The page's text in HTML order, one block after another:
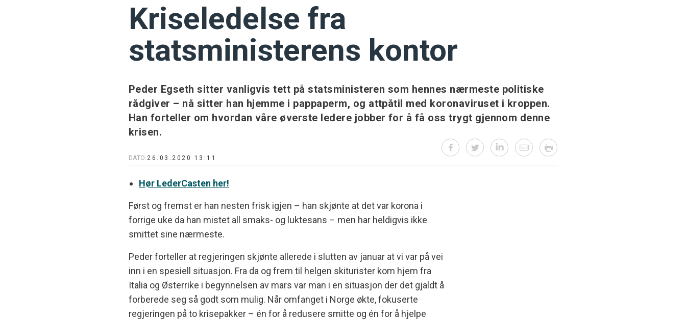
Kriseledelse fra
statsministerens kontor
Peder Egseth sitter vanligvis tett på statsministeren som hennes nærmeste politiske
rådgiver – nå sitter han hjemme i pappaperm, og attpåtil med koronaviruset i kroppen.
Han forteller om hvordan våre øverste ledere jobber for å få oss trygt gjennom denne
krisen.
DATO 26.03.2020 13:11
Hør LederCasten her!
Først og fremst er han nesten frisk igjen – han skjønte at det var korona i
forrige uke da han mistet all smaks- og luktesans – men har heldigvis ikke
smittet sine nærmeste.
Peder forteller at regjeringen skjønte allerede i slutten av januar at vi var på vei
inn i en spesiell situasjon. Fra da og frem til helgen skiturister kom hjem fra
Italia og Østerrike i begynnelsen av mars var man i en situasjon der det gjaldt å
forberede seg så godt som mulig. Når omfanget i Norge økte, fokuserte
regjeringen på to krisepakker – én for å redusere smitte og én for å hjelpe